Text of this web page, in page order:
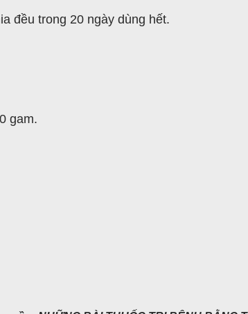
đều trong 20 ngày dùng hết.
gam.